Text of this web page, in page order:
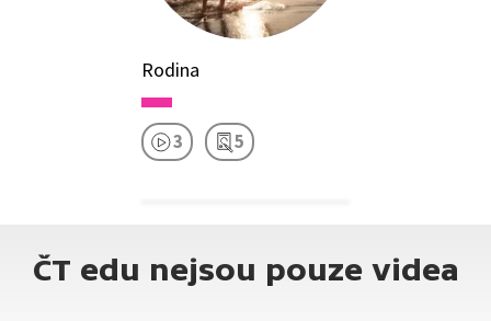
Rodina
3 5
ČT edu nejsou pouze videa